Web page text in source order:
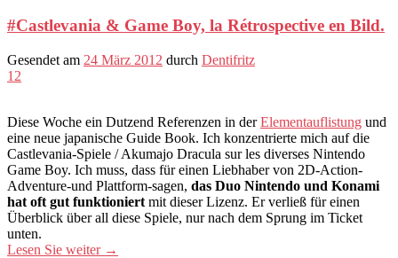
#Castlevania & Game Boy, la Rétrospective en Bild.
Gesendet am 24 März 2012 durch Dentifritz
12
Diese Woche ein Dutzend Referenzen in derElementauflistung und
eine neue japanische Guide Book. Ich konzentrierte mich auf die
Castlevania-Spiele / Akumajo Dracula sur les diverses Nintendo
Game Boy. Ich muss, dass für einen Liebhaber von 2D-Action-
Adventure-und Plattform-sagen, das Duo Nintendo und Konami
hat oft gut funktioniert mit dieser Lizenz. Er verließ für einen
Überblick über all diese Spiele, nur nach dem Sprung im Ticket
unten.
Lesen Sie weiter →